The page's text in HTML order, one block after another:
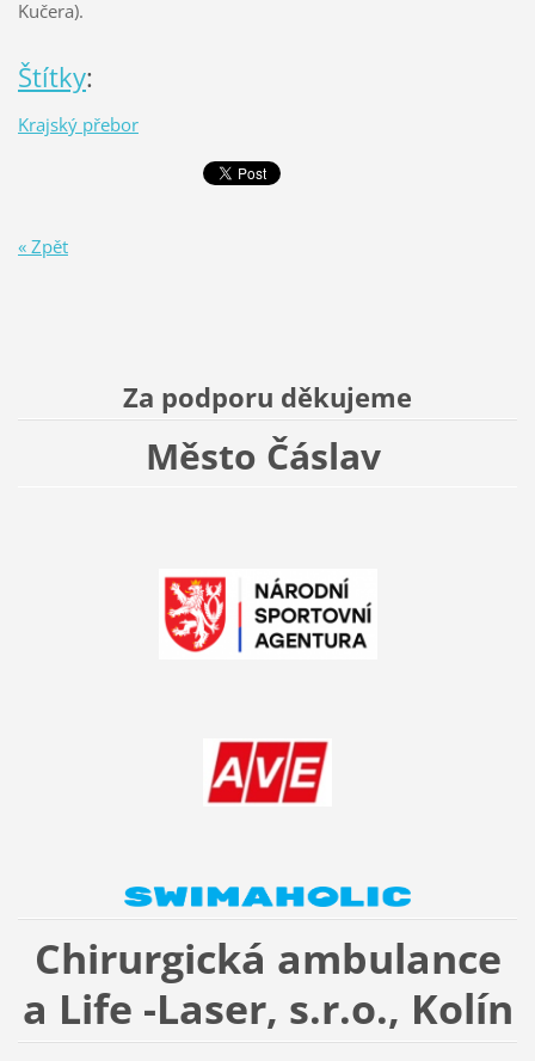
Kučera).
Štítky:
Krajský přebor
« Zpět
Za podporu děkujeme
Město Čáslav
Chirurgická ambulance
a Life -Laser, s.r.o., Kolín